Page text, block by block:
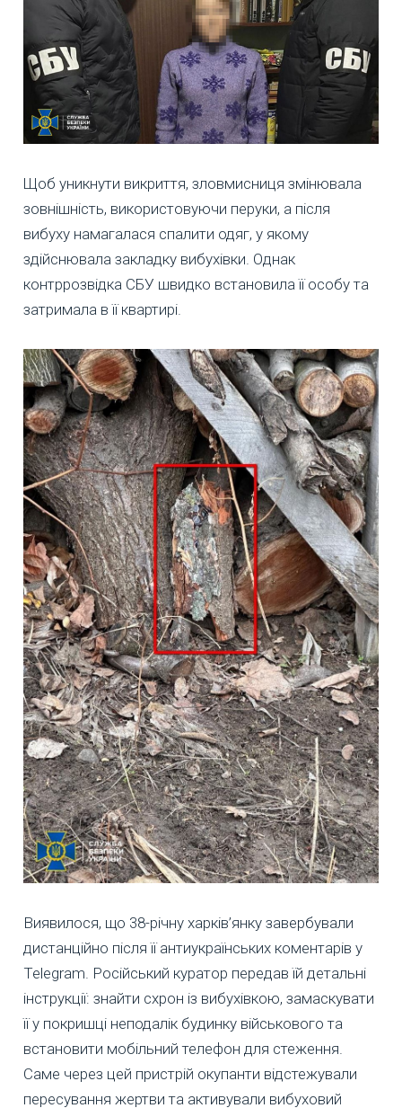
Щоб уникнути викриття, зловмисниця змінювала
зовнішність, використовуючи перуки, а після
вибуху намагалася спалити одяг, у якому
здійснювала закладку вибухівки. Однак
контррозвідка СБУ швидко встановила її особу та
затримала в її квартирі.
Виявилося, що 38-річну харків’янку завербували
дистанційно після її антиукраїнських коментарів у
Telegram. Російський куратор передав їй детальні
інструкції: знайти схрон із вибухівкою, замаскувати
її у покришці неподалік будинку військового та
встановити мобільний телефон для стеження.
Саме через цей пристрій окупанти відстежували
пересування жертви та активували вибуховий